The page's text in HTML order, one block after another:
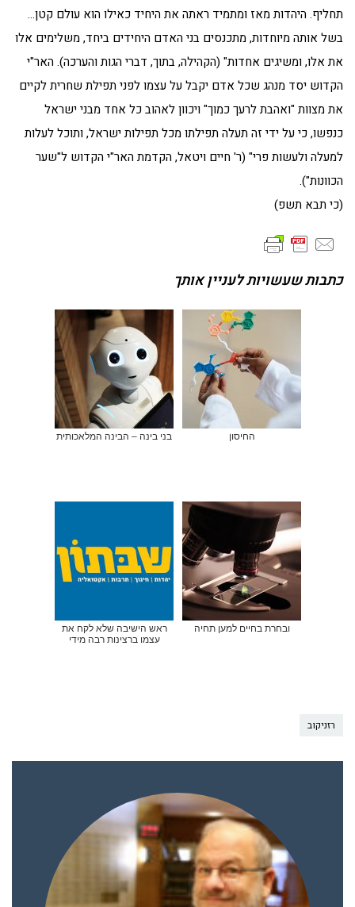
תחליף. היהדות מאז ומתמיד ראתה את היחיד כאילו הוא עולם קטן…
בשל אותה מיוחדות, מתכנסים בני האדם היחידים ביחד, משלימים אלו
את אלו, ומשיגים אחדות" (הקהילה, בתוך, דברי הגות והערכה). האר"י
הקדוש יסד מנהג שכל אדם יקבל על עצמו לפני תפילת שחרית לקיים
את מצוות "ואהבת לרעך כמוך" ויכוון לאהוב כל אחד מבני ישראל
כנפשו, כי על ידי זה תעלה תפילתו מכל תפילות ישראל, ותוכל לעלות
למעלה ולעשות פרי" (ר' חיים ויטאל, הקדמת האר"י הקדוש ל"שער
הכוונות").
(כי תבא תשפ)
כתבות שעשויות לעניין אותך
החיסון בני בינה – הבינה המלאכותית
ובחרת בחיים למען תחיה
ראש הישיבה שלא לקח את
עצמו ברצינות רבה מידי
רזניקוב